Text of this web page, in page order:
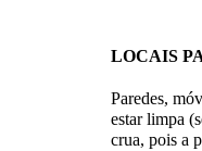
LOCAIS
Paredes,
estar limpa
crua, pois a